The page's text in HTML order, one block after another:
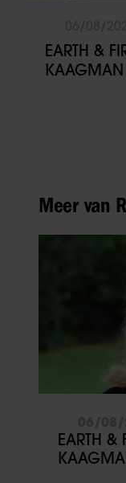
EARTH &
Meer van
EARTH &